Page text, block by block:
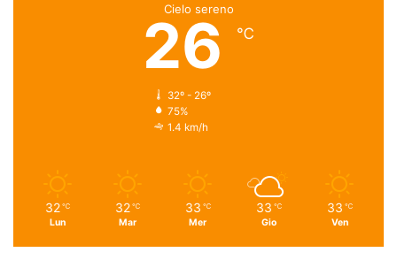
Cielo sereno
26 ℃
32º - 26º
75%
1.4 km/h
32 ℃
Lun
32 ℃
Mar
33 ℃
Mer
33 ℃
Gio
33 ℃
Ven